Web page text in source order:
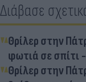
Διάβασε
Θρίλερ στην
φωτιά σε σπίτι
Θρίλερ στην